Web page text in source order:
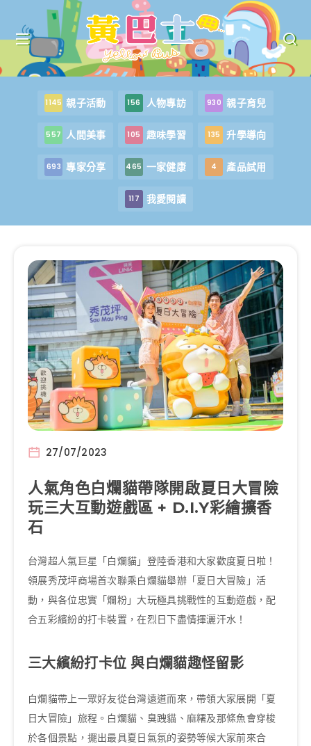
1145 親子活動 156 人物專訪 930 親子育兒
557 人間美事 105 趣味學習 135 升學導向
693 專家分享 465 一家健康 4 產品試用
117 我愛閱讀
27/07/2023
人氣角色白爛貓帶隊開啟夏日大冒險
玩三大互動遊戲區 + D.I.Y彩繪擴香
石
台灣超人氣巨星「白爛貓」登陸香港和大家歡度夏日啦！
領展秀茂坪商場首次聯乘白爛貓舉辦「夏日大冒險」活
動，與各位忠實「爛粉」大玩極具挑戰性的互動遊戲，配
合五彩繽紛的打卡裝置，在烈日下盡情揮灑汗水！
三大繽紛打卡位 與白爛貓趣怪留影
白爛貓帶上一眾好友從台灣遠道而來，帶領大家展開「夏
日大冒險」旅程。白爛貓、臭跩貓、麻糬及那條魚會穿梭
於各個景點，擺出最具夏日氣氛的姿勢等候大家前來合